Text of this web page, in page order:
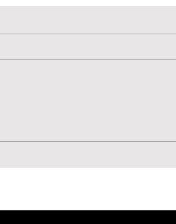
Volpone: qualità, corsa e
centrocampo della